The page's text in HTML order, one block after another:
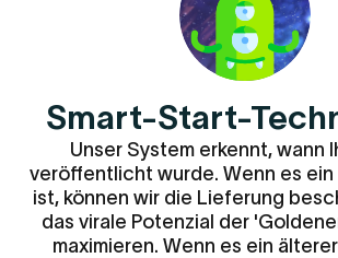
Smart-Start-
Unser System erkennt, wann
veröffentlicht wurde. Wenn es ein
ist, können wir die Lieferung
das virale Potenzial der
maximieren. Wenn es ein